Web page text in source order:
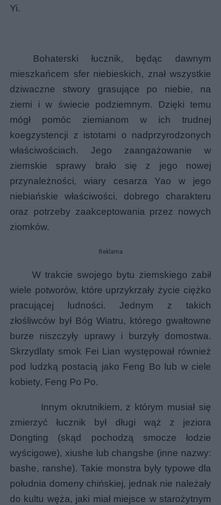
Yi.
Bohaterski łucznik, będąc dawnym
mieszkańcem sfer niebieskich, znał wszystkie
dziwaczne stwory grasujące po niebie, na
ziemi i w świecie podziemnym. Dzięki temu
mógł pomóc ziemianom w ich trudnej
koegzystencji z istotami o nadprzyrodzonych
właściwościach. Jego zaangażowanie w
ziemskie sprawy brało się z jego nowej
przynależności, wiary cesarza Yao w jego
niebiańskie właściwości, dobrego charakteru
oraz potrzeby zaakceptowania przez nowych
ziomków.
Reklama
W trakcie swojego bytu ziemskiego zabił
wiele potworów, które uprzykrzały życie ciężko
pracującej ludności. Jednym z takich
złośliwców był Bóg Wiatru, którego gwałtowne
burze niszczyły uprawy i burzyły domostwa.
Skrzydlaty smok Fei Lian występował również
pod ludzką postacią jako Feng Bo lub w ciele
kobiety, Feng Po Po.
Innym okrutnikiem, z którym musiał się
zmierzyć łucznik był długi wąż z jeziora
Dongting (skąd pochodzą smocze łodzie
wyścigowe), xiushe lub changshe (inne nazwy:
bashe, ranshe). Takie monstra były typowe dla
południa domeny chińskiej, jednak nie należały
do kultu węża, jaki miał miejsce w starożytnym